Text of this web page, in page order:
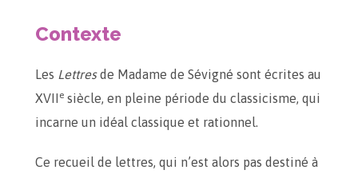
Contexte
Les Lettresde Madame de Sévigné sont écrites au
XVII e siècle, en pleine période du classicisme, qui
incarne un idéal classique et rationnel.
Ce recueil de lettres, qui n’est alors pas destiné à